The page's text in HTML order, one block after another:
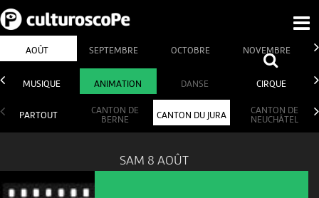
AOÛT SEPTEMBRE OCTOBRE NOVEMBRE
MUSIQUE ANIMATION DANSE CIRQUE
PARTOUT
CANTON DE
BERNE
CANTON DU JURA
CANTON DE
NEUCHÂTEL
SAM 8 AOÛT